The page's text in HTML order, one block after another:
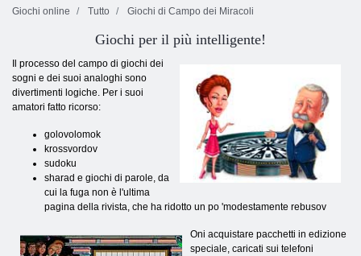
Giochi online Tutto Giochi di Campo dei Miracoli
Giochi per il più intelligente!
Il processo del campo di giochi dei
sogni e dei suoi analoghi sono
divertimenti logiche. Per i suoi
amatori fatto ricorso:
golovolomok
krossvordov
sudoku
sharad e giochi di parole, da
cui la fuga non è l'ultima
pagina della rivista, che ha ridotto un po 'modestamente rebusov
Oni acquistare pacchetti in edizione
speciale, caricati sui telefoni